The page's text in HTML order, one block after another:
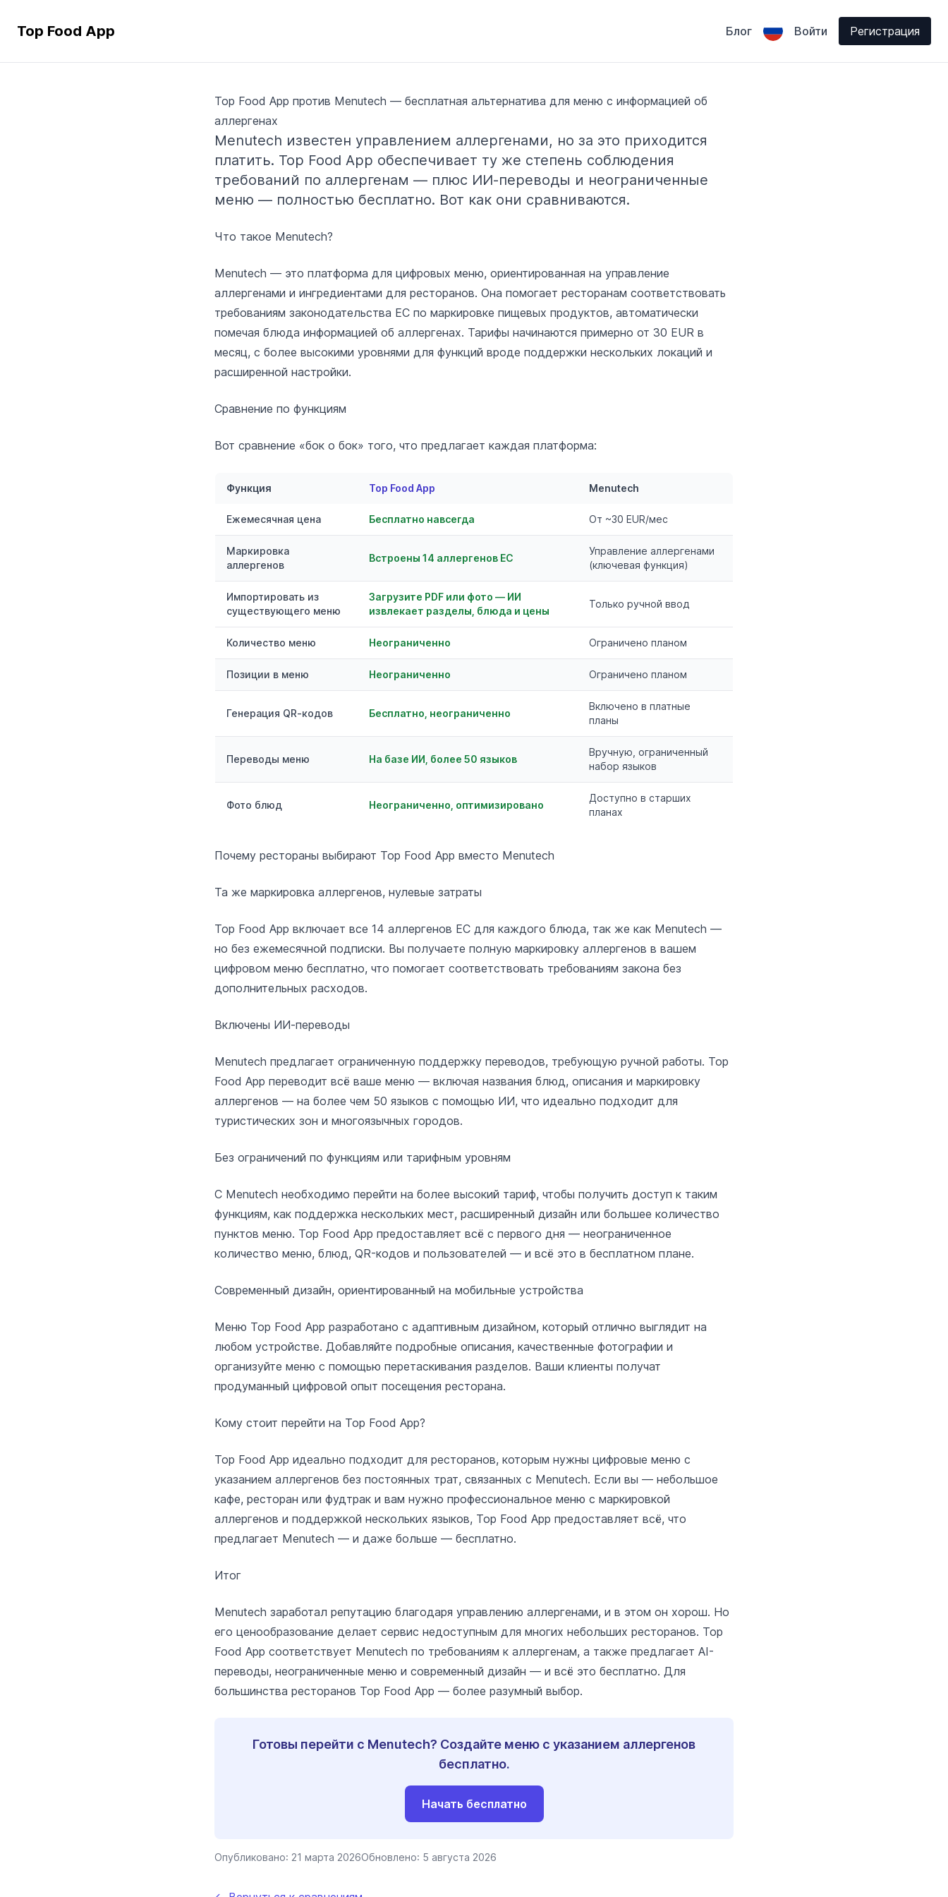
Top Food App Блог Войти Регистрация
Top Food App против Menutech — бесплатная альтернатива для меню с информацией об
аллергенах
Menutech известен управлением аллергенами, но за это приходится
платить. Top Food App обеспечивает ту же степень соблюдения
требований по аллергенам — плюс ИИ‑переводы и неограниченные
меню — полностью бесплатно. Вот как они сравниваются.
Что такое Menutech?
Menutech — это платформа для цифровых меню, ориентированная на управление
аллергенами и ингредиентами для ресторанов. Она помогает ресторанам соответствовать
требованиям законодательства ЕС по маркировке пищевых продуктов, автоматически
помечая блюда информацией об аллергенах. Тарифы начинаются примерно от 30 EUR в
месяц, с более высокими уровнями для функций вроде поддержки нескольких локаций и
расширенной настройки.
Сравнение по функциям
Вот сравнение «бок о бок» того, что предлагает каждая платформа:
Функция Top Food App Menutech
Ежемесячная цена Бесплатно навсегда От ~30 EUR/мес
Маркировка
аллергенов
Встроены 14 аллергенов ЕС
Управление аллергенами
(ключевая функция)
Импортировать из
существующего меню
Загрузите PDF или фото — ИИ
извлекает разделы, блюда и цены
Только ручной ввод
Количество меню Неограниченно Ограничено планом
Позиции в меню Неограниченно Ограничено планом
Генерация QR‑кодов Бесплатно, неограниченно
Включено в платные
планы
Переводы меню На базе ИИ, более 50 языков
Вручную, ограниченный
набор языков
Фото блюд Неограниченно, оптимизировано
Доступно в старших
планах
Почему рестораны выбирают Top Food App вместо Menutech
Та же маркировка аллергенов, нулевые затраты
Top Food App включает все 14 аллергенов ЕС для каждого блюда, так же как Menutech —
но без ежемесячной подписки. Вы получаете полную маркировку аллергенов в вашем
цифровом меню бесплатно, что помогает соответствовать требованиям закона без
дополнительных расходов.
Включены ИИ‑переводы
Menutech предлагает ограниченную поддержку переводов, требующую ручной работы. Top
Food App переводит всё ваше меню — включая названия блюд, описания и маркировку
аллергенов — на более чем 50 языков с помощью ИИ, что идеально подходит для
туристических зон и многоязычных городов.
Без ограничений по функциям или тарифным уровням
С Menutech необходимо перейти на более высокий тариф, чтобы получить доступ к таким
функциям, как поддержка нескольких мест, расширенный дизайн или большее количество
пунктов меню. Top Food App предоставляет всё с первого дня — неограниченное
количество меню, блюд, QR-кодов и пользователей — и всё это в бесплатном плане.
Современный дизайн, ориентированный на мобильные устройства
Меню Top Food App разработано с адаптивным дизайном, который отлично выглядит на
любом устройстве. Добавляйте подробные описания, качественные фотографии и
организуйте меню с помощью перетаскивания разделов. Ваши клиенты получат
продуманный цифровой опыт посещения ресторана.
Кому стоит перейти на Top Food App?
Top Food App идеально подходит для ресторанов, которым нужны цифровые меню с
указанием аллергенов без постоянных трат, связанных с Menutech. Если вы — небольшое
кафе, ресторан или фудтрак и вам нужно профессиональное меню с маркировкой
аллергенов и поддержкой нескольких языков, Top Food App предоставляет всё, что
предлагает Menutech — и даже больше — бесплатно.
Итог
Menutech заработал репутацию благодаря управлению аллергенами, и в этом он хорош. Но
его ценообразование делает сервис недоступным для многих небольших ресторанов. Top
Food App соответствует Menutech по требованиям к аллергенам, а также предлагает AI-
переводы, неограниченные меню и современный дизайн — и всё это бесплатно. Для
большинства ресторанов Top Food App — более разумный выбор.
Готовы перейти с Menutech? Создайте меню с указанием аллергенов
бесплатно.
Начать бесплатно
Опубликовано: 21 марта 2026Обновлено: 5 августа 2026